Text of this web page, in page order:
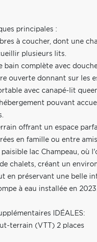
principales :
à coucher, dont une
plusieurs lits.
bain complète avec
ouverte donnant sur les
avec canapé-lit
pouvant
offrant un espace
en famille ou entre
lac Champeau, où
chalets, créant un
en préservant une belle
à eau installée en
IDÉALES:
terrain (VTT) 2 places